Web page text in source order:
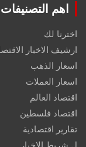
اهم التصنيفات
اخترنا لك
ارشيف الاخبار
اسعار الذهب
اسعار العملات
اقتصاد العالم
اقتصاد فلسطين
تقارير اقتصادية